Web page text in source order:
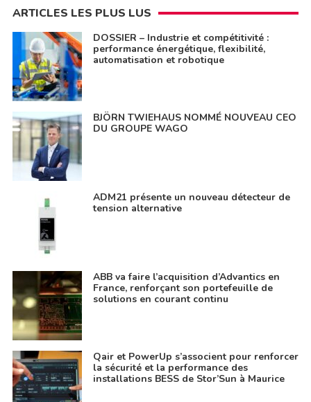
ARTICLES LES PLUS LUS
DOSSIER – Industrie et compétitivité :
performance énergétique, flexibilité,
automatisation et robotique
BJÖRN TWIEHAUS NOMMÉ NOUVEAU CEO
DU GROUPE WAGO
ADM21 présente un nouveau détecteur de
tension alternative
ABB va faire l’acquisition d’Advantics en
France, renforçant son portefeuille de
solutions en courant continu
Qair et PowerUp s’associent pour renforcer
la sécurité et la performance des
installations BESS de Stor’Sun à Maurice